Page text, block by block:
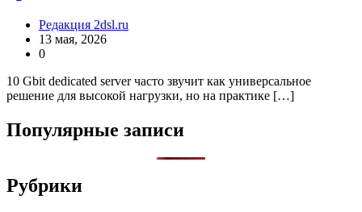
Редакция 2dsl.ru
13 мая, 2026
0
10 Gbit dedicated server часто звучит как универсальное
решение для высокой нагрузки, но на практике […]
Популярные записи
Рубрики